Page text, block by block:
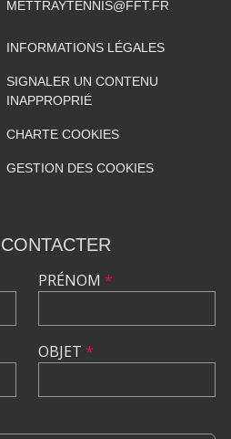
METTRAYTENNIS@FFT.FR
INFORMATIONS LÉGALES
SIGNALER UN CONTENU
INAPPROPRIÉ
CHARTE COOKIES
GESTION DES COOKIES
PRÉNOM *
OBJET *